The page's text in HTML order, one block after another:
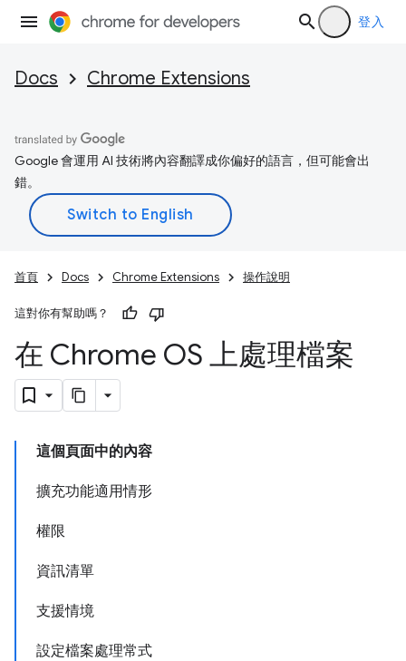
登入
Docs Chrome Extensions
Google 會運用 AI 技術將內容翻譯成你偏好的語言，但可能會出
錯。
首頁 Docs Chrome Extensions 操作說明
這對你有幫助嗎？
在 Chrome OS 上處理檔案
這個頁面中的內容
擴充功能適用情形
權限
資訊清單
支援情境
設定檔案處理常式